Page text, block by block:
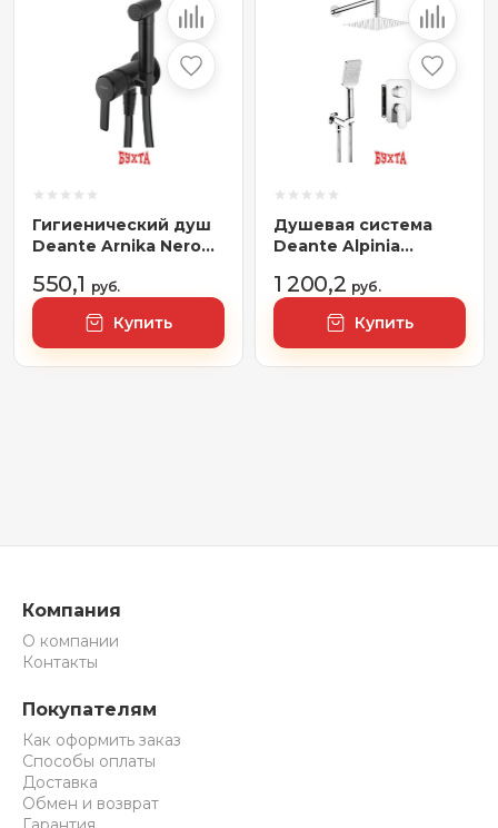
Гигиенический душ
Deante Arnika Nero
550,1 руб.
Купить
Душевая система
Deante Alpinia
1 200,2 руб.
Купить
Компания
О компании
Контакты
Покупателям
Как оформить заказ
Способы оплаты
Доставка
Обмен и возврат